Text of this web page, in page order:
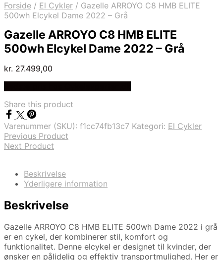
Forside / El Cykler / Gazelle ARROYO C8 HMB ELITE
500wh Elcykel Dame 2022 – Grå
Gazelle ARROYO C8 HMB ELITE
500wh Elcykel Dame 2022 – Grå
kr. 27.499,00
Share this product
Varenummer (SKU): f1cc74fb13c7 Kategori: El Cykler
Previous Product
Next Product
Beskrivelse
Yderligere information
Beskrivelse
Gazelle ARROYO C8 HMB ELITE 500wh Dame 2022 i grå
er en cykel, der kombinerer stil, komfort og
funktionalitet. Denne elcykel er designet til kvinder, der
ønsker en pålidelig og effektiv transportmulighed. Her er